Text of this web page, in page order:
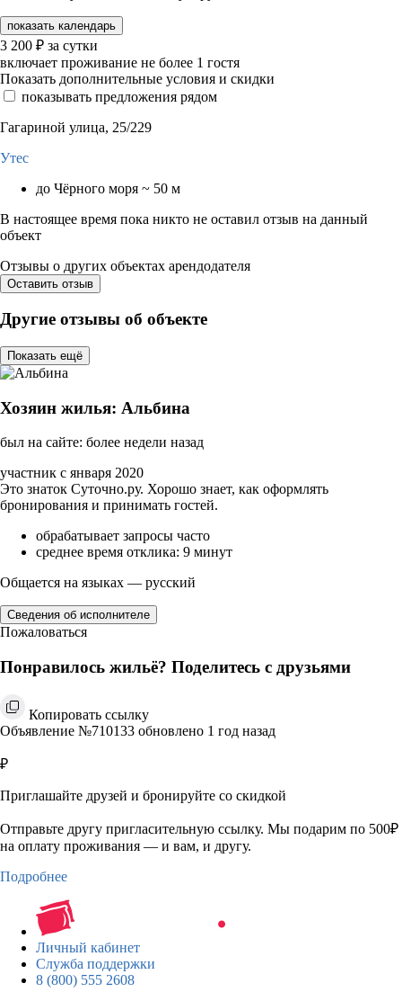
показать календарь
3 200 ₽ за сутки
включает проживание не более 1 гостя
Показать дополнительные условия и скидки
показывать предложения рядом
Гагариной улица, 25/229
Утес
до Чёрного моря ~ 50 м
В настоящее время пока никто не оставил отзыв на данный
объект
Отзывы о других объектах арендодателя
Оставить отзыв
Другие отзывы об объекте
Показать ещё
Хозяин жилья: Альбина
был на сайте: более недели назад
участник с января 2020
Это знаток Суточно.ру. Хорошо знает, как оформлять
бронирования и принимать гостей.
обрабатывает запросы часто
среднее время отклика: 9 минут
Общается на языках — русский
Сведения об исполнителе
Пожаловаться
Понравилось жильё? Поделитесь с друзьями
Копировать ссылку
Объявление №710133 обновлено 1 год назад
₽
Приглашайте друзей и бронируйте со скидкой
Отправьте другу пригласительную ссылку. Мы подарим по 500₽
на оплату проживания — и вам, и другу.
Подробнее
Личный кабинет
Служба поддержки
8 (800) 555 2608